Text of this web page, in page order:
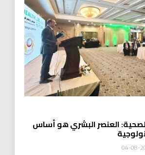
العنصر البشري هو أساس